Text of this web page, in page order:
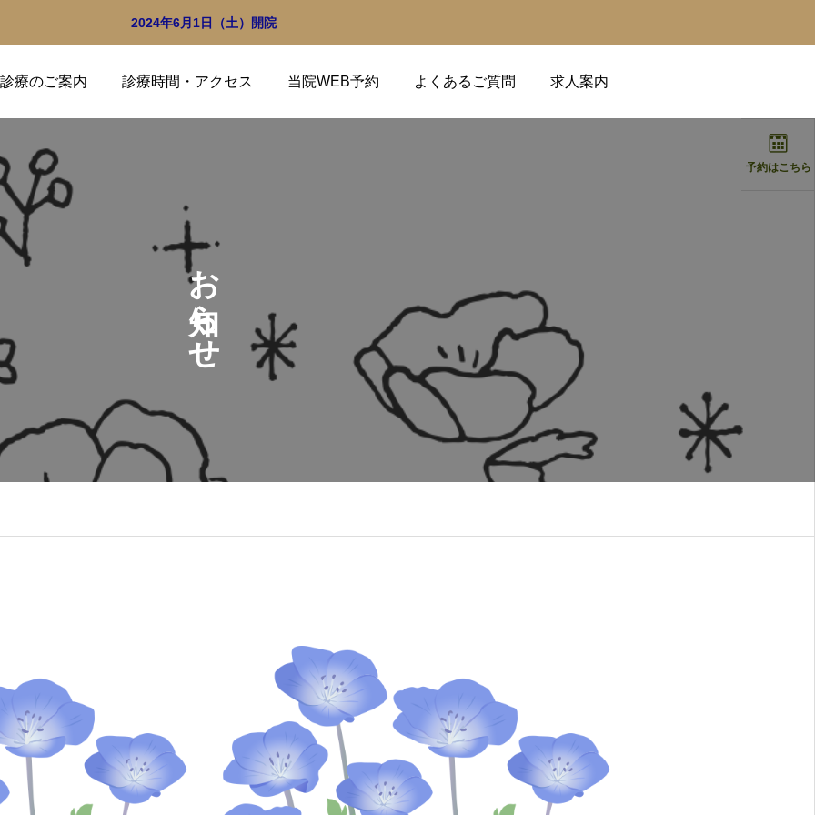
2024年6月1日（土）開院
診療のご案内 診療時間・アクセス 当院WEB予約 よくあるご質問 求人案内
予約はこちら
お知らせ